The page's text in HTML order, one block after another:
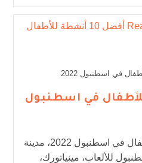
للأطفال في اسطنبول
12 من أفضل الأنشطة للأطفال في اسطنبول 2022، مدينة
للألعاب، مينياتورك،